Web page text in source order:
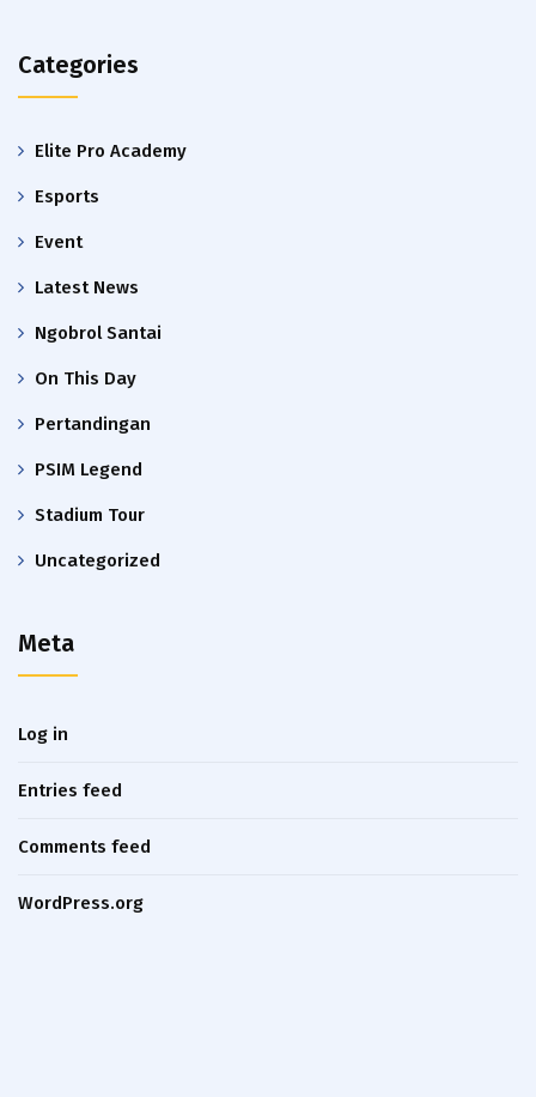
Categories
Elite Pro Academy
Esports
Event
Latest News
Ngobrol Santai
On This Day
Pertandingan
PSIM Legend
Stadium Tour
Uncategorized
Meta
Log in
Entries feed
Comments feed
WordPress.org